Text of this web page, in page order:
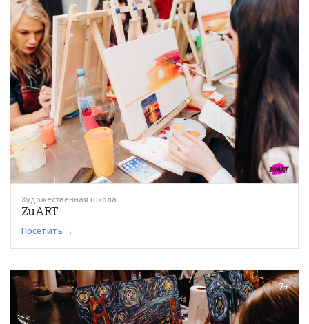
Художественная школа
ZuART
Посетить →
7+